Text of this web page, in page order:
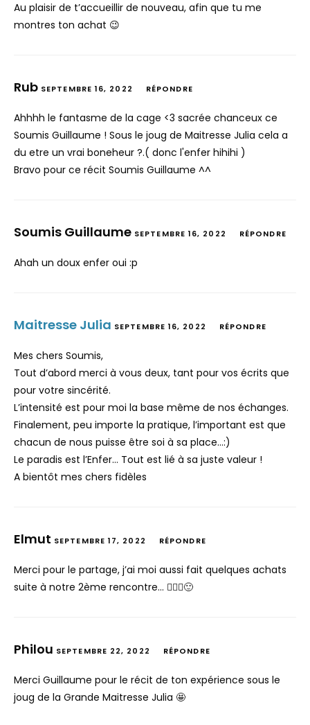
Au plaisir de t’accueillir de nouveau, afin que tu me
montres ton achat 😉
Rub SEPTEMBRE 16, 2022 RÉPONDRE
Ahhhh le fantasme de la cage <3 sacrée chanceux ce
Soumis Guillaume ! Sous le joug de Maitresse Julia cela a
du etre un vrai boneheur ?.( donc l'enfer hihihi )
Bravo pour ce récit Soumis Guillaume ^^
Soumis Guillaume SEPTEMBRE 16, 2022 RÉPONDRE
Ahah un doux enfer oui :p
Maitresse Julia SEPTEMBRE 16, 2022 RÉPONDRE
Mes chers Soumis,
Tout d’abord merci à vous deux, tant pour vos écrits que
pour votre sincérité.
L’intensité est pour moi la base même de nos échanges.
Finalement, peu importe la pratique, l’important est que
chacun de nous puisse être soi à sa place…:)
Le paradis est l’Enfer… Tout est lié à sa juste valeur !
A bientôt mes chers fidèles
Elmut SEPTEMBRE 17, 2022 RÉPONDRE
Merci pour le partage, j’ai moi aussi fait quelques achats
suite à notre 2ème rencontre… 🤦🏻‍♂️🙂
Philou SEPTEMBRE 22, 2022 RÉPONDRE
Merci Guillaume pour le récit de ton expérience sous le
joug de la Grande Maitresse Julia 🤩